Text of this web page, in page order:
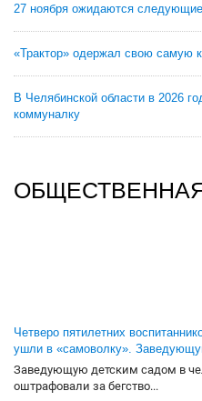
27 ноября ожидаются
«Трактор» одержал свою самую
В Челябинской области в 2026
коммуналку
Четверо пятилетних
ушли в «самоволку».
Заведующую детским садом в
оштрафовали за бегство...